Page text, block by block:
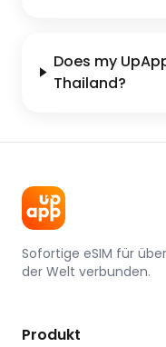
Does my
Thailand?
Sofortige eSIM für
der Welt verbunden.
Produkt